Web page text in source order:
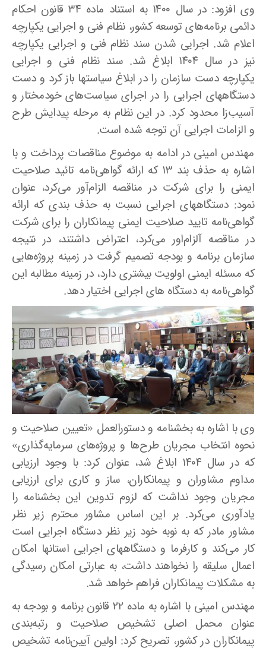
وی افزود: در سال ۱۴۰۰ به استناد ماده ۳۴ قانون احکام
دائمی برنامه‌های توسعه کشور، نظام فنی و اجرایی یکپارچه
اعلام شد. اجرایی شدن سند نظام فنی و اجرایی یکپارچه
نیز در سال ۱۴۰۴ ابلاغ شد. سند نظام فنی و اجرایی
یکپارچه دست سازمان را در ابلاغ سیاستها باز کرد و دست
دستگاههای اجرایی را در اجرای سیاست‌های خودمختار و
آسیب‌زا محدود کرد. در این نظام به مرحله پیدایش طرح
و الزامات اجرایی آن توجه شده است.
مهندس امینی در ادامه به موضوع مناقصات پرداخت و با
اشاره به حذف بند ۱۳ که ارائه گواهی‌نامه تائید صلاحیت
ایمنی را برای شرکت در مناقصه الزام‌آور می‌کرد، عنوان
نمود: دستگاههای اجرایی نسبت به حذف بندی که ارائه
گواهی‌نامه تایید صلاحیت ایمنی پیمانکاران را برای شرکت
در مناقصه آلزام‌اور می‌کرد، اعتراض داشتند، در نتیجه
سازمان برنامه و بودجه تصمیم گرفت در زمینه پروژه‌هایی
که مسئله ایمنی اولویت بیشتری دارد، در زمینه مطالبه این
گواهی‌نامه به دستگاه های اجرایی اختیار دهد.
وی با اشاره به بخشنامه و دستورالعمل «تعیین صلاحیت و
نحوه انتخاب مجریان طرح‌ها و پروژه‌های سرمایه‌گذاری»
که در سال ۱۴۰۴ ابلاغ شد، عنوان کرد: با وجود ارزیابی
مداوم مشاوران و پیمانکاران، ساز و کاری برای ارزیابی
مجریان وجود نداشت که لزوم تدوین این بخشنامه را
یادآوری می‌کرد. بر این اساس مشاور محترم زیر نظر
مشاور مادر که به نوبه خود زیر نظر دستگاه اجرایی است
کار می‌کند و کارفرما و دستگاههای اجرایی استانها امکان
اعمال سلیقه را نخواهند داشت، به عبارتی امکان رسیدگی
به مشکلات پیمانکاران فراهم خواهد شد.
مهندس امینی با اشاره به ماده ۲۲ قانون برنامه و بودجه به
عنوان محمل اصلی تشخیص صلاحیت و رتبه‌بندی
پیمانکاران در کشور، تصریح کرد: اولین آیین‌نامه تشخیص